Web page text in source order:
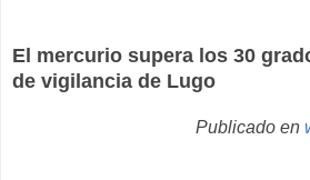
El mercurio supera los 30
de vigilancia de Lugo
Publicado en